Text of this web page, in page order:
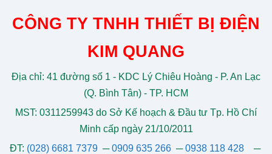
CÔNG TY TNHH THIẾT BỊ ĐIỆN
KIM QUANG
Địa chỉ: 41 đường số 1 - KDC Lý Chiêu Hoàng - P. An Lạc
(Q. Bình Tân) - TP. HCM
MST: 0311259943 do Sở Kế hoạch & Đầu tư Tp. Hồ Chí
Minh cấp ngày 21/10/2011
ĐT: (028) 6681 7379 ─0909 635 266─0938 118 428─